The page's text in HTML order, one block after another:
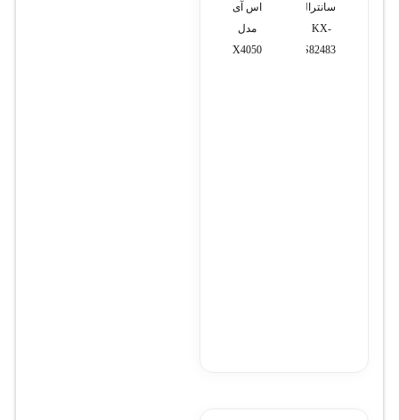
سانترال
KX-
TES82483
اس آی
مدل
RTX4050